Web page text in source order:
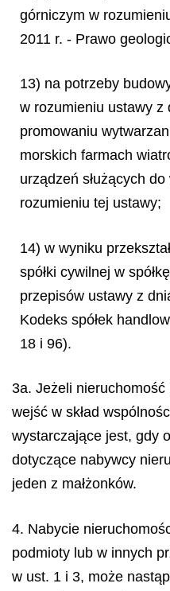
górniczym w
2011 r. - Prawo
13) na potrzeby
w rozumieniu ustawy z
promowaniu
morskich farmach
urządzeń służących
rozumieniu tej ustawy;
14) w wyniku
spółki cywilnej w
przepisów ustawy z
Kodeks spółek
18 i 96).
3a. Jeżeli
wejść w skład
wystarczające jest, gdy
dotyczące nabywcy
jeden z małżonków.
4. Nabycie
podmioty lub w innych
w ust. 1 i 3, może